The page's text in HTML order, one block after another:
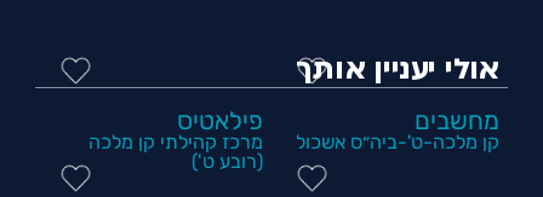
אולי יעניין אותך
מחשבים
קן מלכה-ט'-ביה״ס אשכול
פילאטיס
מרכז קהילתי קן מלכה
(רובע ט')